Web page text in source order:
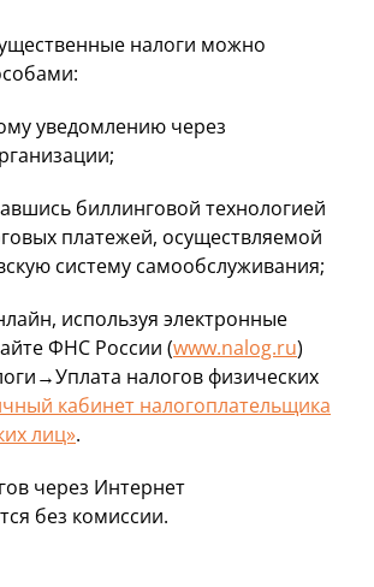
налоги можно
уведомлению через
биллинговой технологией
платежей, осуществляемой
систему самообслуживания;
используя электронные
ФНС России (www.nalog.ru)
налогов физических
кабинет налогоплательщика
лиц».
через Интернет
без комиссии.